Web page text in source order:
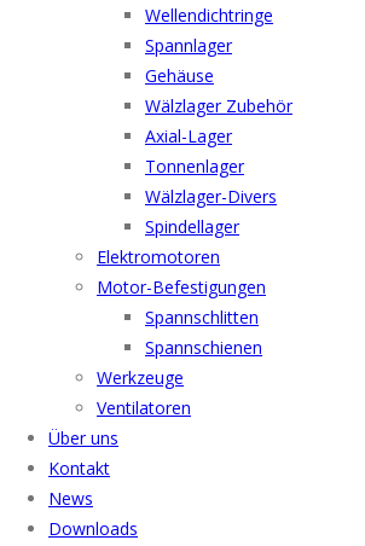
Wellendichtringe
Spannlager
Gehäuse
Wälzlager Zubehör
Axial-Lager
Tonnenlager
Wälzlager-Divers
Spindellager
Elektromotoren
Motor-Befestigungen
Spannschlitten
Spannschienen
Werkzeuge
Ventilatoren
Über uns
Kontakt
News
Downloads